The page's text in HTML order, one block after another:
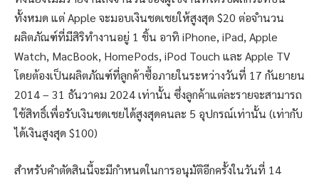
ทั้งหมด แต่ Apple จะมอบเงินชดเชยให้สูงสุด $20 ต่อจำนวน
ผลิตภัณฑ์ที่มีสิริทำงานอยู่ 1 ชิ้น อาทิ iPhone, iPad, Apple
Watch, MacBook, HomePods, iPod Touch และ Apple TV
โดยต้องเป็นผลิตภัณฑ์ที่ลูกค้าซื้อภายในระหว่างวันที่ 17 กันยายน
2014 – 31 ธันวาคม 2024 เท่านั้น ซึ่งลูกค้าแต่ละรายจะสามารถ
ใช้สิทธิ์เพื่อรับเงินชดเชยได้สูงสุดคนละ 5 อุปกรณ์เท่านั้น (เท่ากับ
ได้เงินสูงสุด $100)
สำหรับคำตัดสินนี้จะมีกำหนดในการอนุมัติอีกครั้งในวันที่ 14